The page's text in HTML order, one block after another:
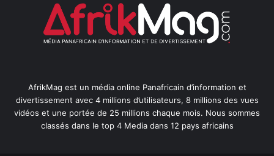
AfrikMag est un média online Panafricain d’information et
divertissement avec 4 millions d’utilisateurs, 8 millions des vues
vidéos et une portée de 25 millions chaque mois. Nous sommes
classés dans le top 4 Media dans 12 pays africains